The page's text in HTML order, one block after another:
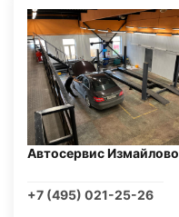
Автосервис Измайлово
+7 (495) 021-25-26